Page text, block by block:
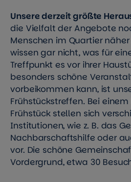
Unsere derzeit größte
die Vielfalt der Angebote
Menschen im Quartier
wissen gar nicht, was für
Treffpunkt es vor ihrer
besonders schöne
vorbeikommen kann, ist
Frühstückstreffen. Bei
Frühstück stellen sich
Institutionen, wie z. B. das
Nachbarschaftshilfe oder
vor. Die schöne
Vordergrund, etwa 30